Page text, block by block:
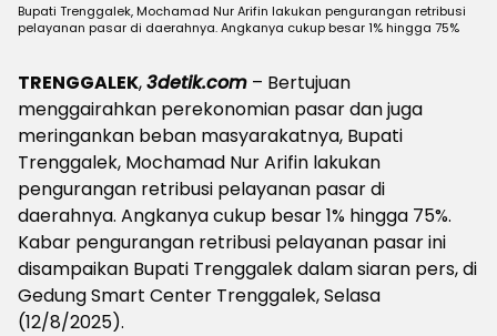
Bupati Trenggalek, Mochamad Nur Arifin lakukan pengurangan retribusi
pelayanan pasar di daerahnya. Angkanya cukup besar 1% hingga 75%
TRENGGALEK,3detik.com – Bertujuan
menggairahkan perekonomian pasar dan juga
meringankan beban masyarakatnya, Bupati
Trenggalek, Mochamad Nur Arifin lakukan
pengurangan retribusi pelayanan pasar di
daerahnya. Angkanya cukup besar 1% hingga 75%.
Kabar pengurangan retribusi pelayanan pasar ini
disampaikan Bupati Trenggalek dalam siaran pers, di
Gedung Smart Center Trenggalek, Selasa
(12/8/2025).